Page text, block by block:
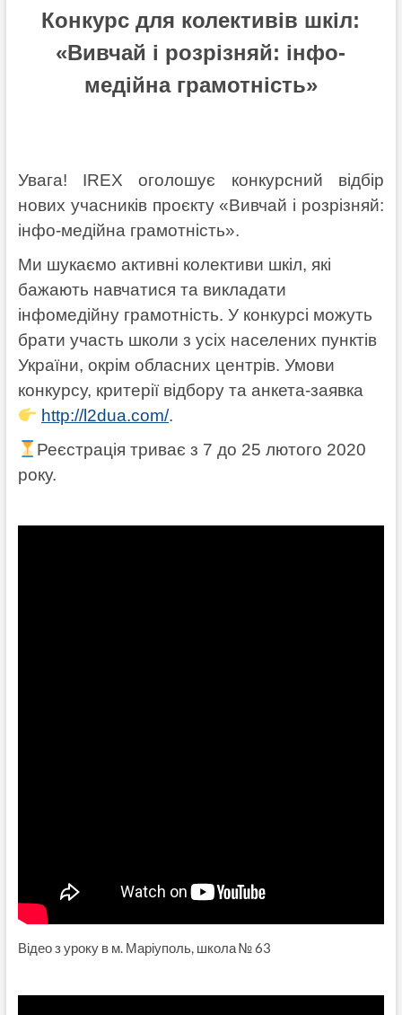
Конкурс для колективів шкіл:
«Вивчай і розрізняй: інфо-
медійна грамотність»
Увага! IREX оголошує конкурсний відбір
нових учасників проєкту «Вивчай і розрізняй:
інфо-медійна грамотність».
Ми шукаємо активні колективи шкіл, які
бажають навчатися та викладати
інфомедійну грамотність. У конкурсі можуть
брати участь школи з усіх населених пунктів
України, окрім обласних центрів. Умови
конкурсу, критерії відбору та анкета-заявка
http://l2dua.com/.
Реєстрація триває з 7 до 25 лютого 2020
року.
Відео з уроку в м. Маріуполь, школа № 63